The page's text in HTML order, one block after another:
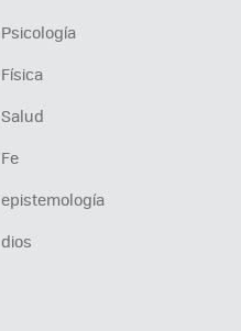
Psicología
Física
Salud
Fe
epistemología
dios